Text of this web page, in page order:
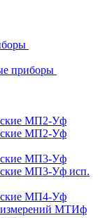
приборы
МП2-Уф
МП2-Уф
МП3-Уф
МП3-Уф исп.
МП4-Уф
МТИф